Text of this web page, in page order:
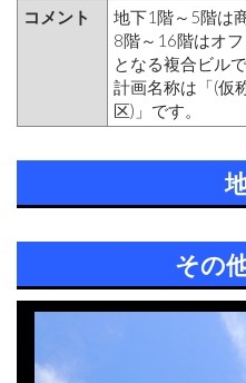
コメント
地下1階～5階は
8階～16階はオ
となる複合ビルで
計画名称は「(仮
区)」です。
その